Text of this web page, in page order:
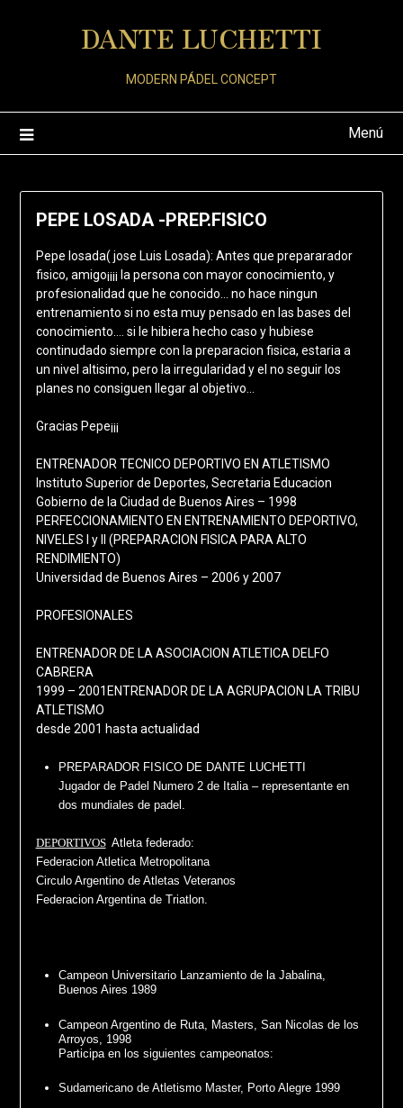
DANTE LUCHETTI
MODERN PÁDEL CONCEPT
Menú
PEPE LOSADA -PREP.FISICO
Pepe losada( jose Luis Losada): Antes que prepararador
fisico, amigo¡¡¡¡ la persona con mayor conocimiento, y
profesionalidad que he conocido… no hace ningun
entrenamiento si no esta muy pensado en las bases del
conocimiento…. si le hibiera hecho caso y hubiese
continudado siempre con la preparacion fisica, estaria a
un nivel altisimo, pero la irregularidad y el no seguir los
planes no consiguen llegar al objetivo…
Gracias Pepe¡¡¡
ENTRENADOR TECNICO DEPORTIVO EN ATLETISMO
Instituto Superior de Deportes, Secretaria Educacion
Gobierno de la Ciudad de Buenos Aires – 1998
PERFECCIONAMIENTO EN ENTRENAMIENTO DEPORTIVO,
NIVELES I y II (PREPARACION FISICA PARA ALTO
RENDIMIENTO)
Universidad de Buenos Aires – 2006 y 2007
PROFESIONALES
ENTRENADOR DE LA ASOCIACION ATLETICA DELFO
CABRERA
1999 – 2001ENTRENADOR DE LA AGRUPACION LA TRIBU
ATLETISMO
desde 2001 hasta actualidad
PREPARADOR FISICO DE DANTE LUCHETTI
Jugador de Padel Numero 2 de Italia – representante en
dos mundiales de padel.
DEPORTIVOS Atleta federado:
Federacion Atletica Metropolitana
Circulo Argentino de Atletas Veteranos
Federacion Argentina de Triatlon.
Campeon Universitario Lanzamiento de la Jabalina,
Buenos Aires 1989
Campeon Argentino de Ruta, Masters, San Nicolas de los
Arroyos, 1998
Participa en los siguientes campeonatos:
Sudamericano de Atletismo Master, Porto Alegre 1999